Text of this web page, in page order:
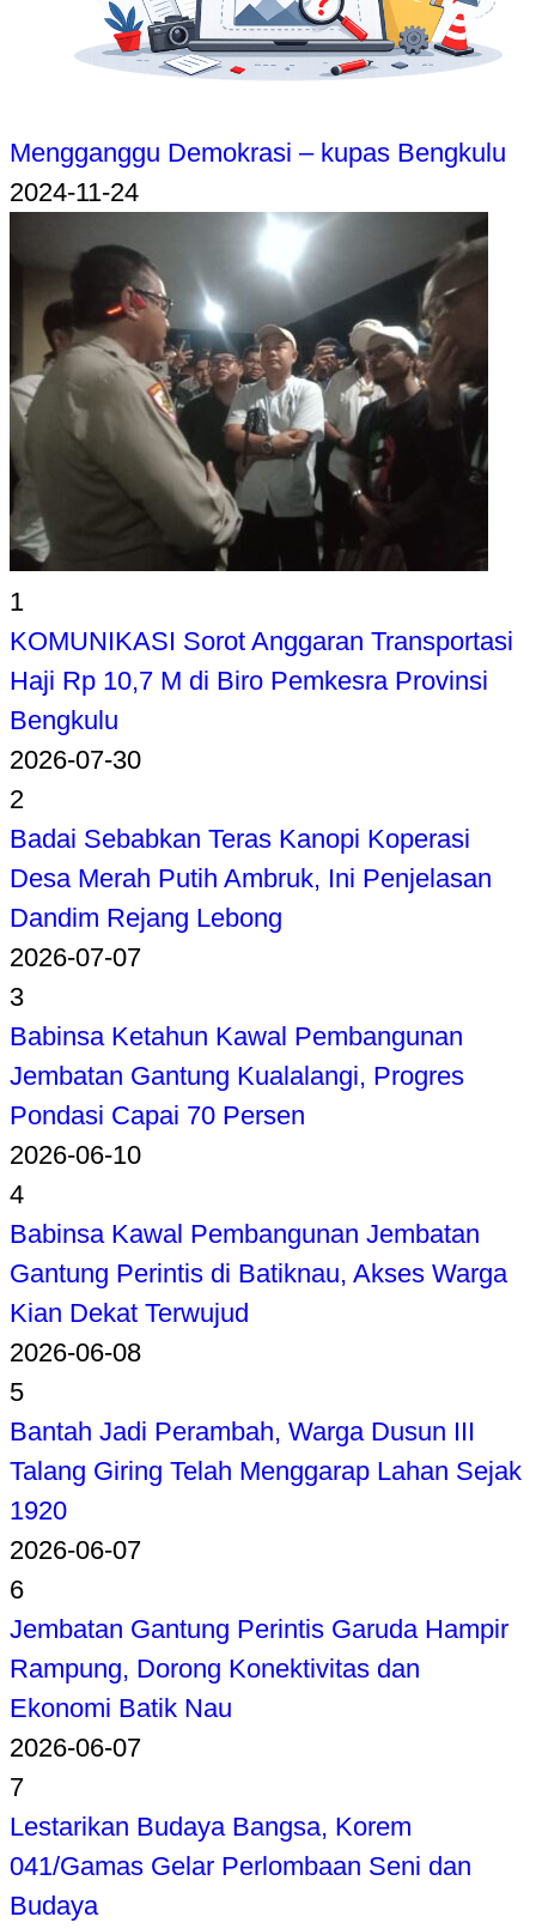
Mengganggu Demokrasi – kupas Bengkulu
2024-11-24
1
KOMUNIKASI Sorot Anggaran Transportasi
Haji Rp 10,7 M di Biro Pemkesra Provinsi
Bengkulu
2026-07-30
2
Badai Sebabkan Teras Kanopi Koperasi
Desa Merah Putih Ambruk, Ini Penjelasan
Dandim Rejang Lebong
2026-07-07
3
Babinsa Ketahun Kawal Pembangunan
Jembatan Gantung Kualalangi, Progres
Pondasi Capai 70 Persen
2026-06-10
4
Babinsa Kawal Pembangunan Jembatan
Gantung Perintis di Batiknau, Akses Warga
Kian Dekat Terwujud
2026-06-08
5
Bantah Jadi Perambah, Warga Dusun III
Talang Giring Telah Menggarap Lahan Sejak
1920
2026-06-07
6
Jembatan Gantung Perintis Garuda Hampir
Rampung, Dorong Konektivitas dan
Ekonomi Batik Nau
2026-06-07
7
Lestarikan Budaya Bangsa, Korem
041/Gamas Gelar Perlombaan Seni dan
Budaya